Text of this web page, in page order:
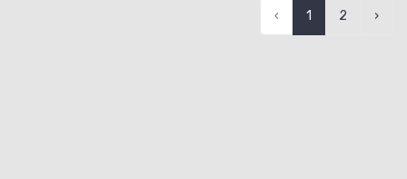
‹ 1 2 ›